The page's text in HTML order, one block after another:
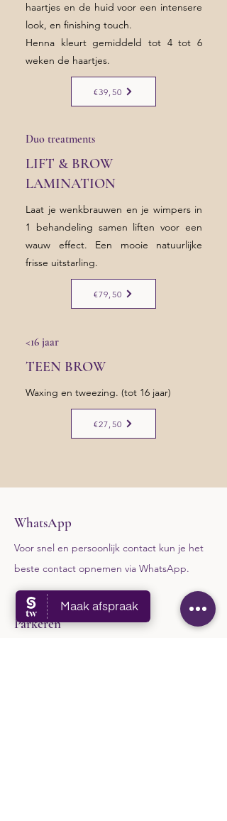
haartjes en de huid voor een intensere
look, en finishing touch.
Henna kleurt gemiddeld tot 4 tot 6
weken de haartjes.
€39,50
Duo treatments
LIFT & BROW
LAMINATION
Laat je wenkbrauwen en je wimpers in
1 behandeling samen liften voor een
wauw effect. Een mooie natuurlijke
frisse uitstarling.
€79,50
<16 jaar
TEEN BROW
Waxing en tweezing. (tot 16 jaar)
€27,50
WhatsApp
Voor snel en persoonlijk contact kun je het
beste contact opnemen via WhatsApp.
Parkeren